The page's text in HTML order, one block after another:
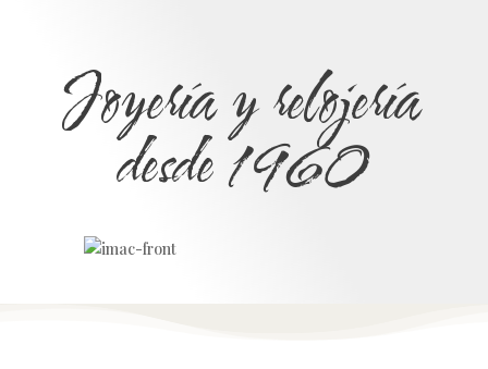
Joyería y relojería
desde 1960